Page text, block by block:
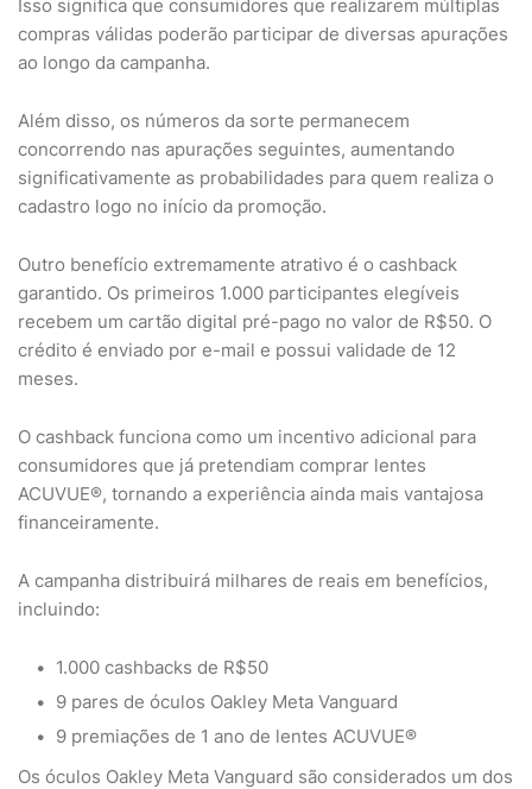
Isso significa que consumidores que realizarem múltiplas
compras válidas poderão participar de diversas apurações
ao longo da campanha.
Além disso, os números da sorte permanecem
concorrendo nas apurações seguintes, aumentando
significativamente as probabilidades para quem realiza o
cadastro logo no início da promoção.
Outro benefício extremamente atrativo é o cashback
garantido. Os primeiros 1.000 participantes elegíveis
recebem um cartão digital pré-pago no valor de R$50. O
crédito é enviado por e-mail e possui validade de 12
meses.
O cashback funciona como um incentivo adicional para
consumidores que já pretendiam comprar lentes
ACUVUE®, tornando a experiência ainda mais vantajosa
financeiramente.
A campanha distribuirá milhares de reais em benefícios,
incluindo:
1.000 cashbacks de R$50
9 pares de óculos Oakley Meta Vanguard
9 premiações de 1 ano de lentes ACUVUE®
Os óculos Oakley Meta Vanguard são considerados um dos